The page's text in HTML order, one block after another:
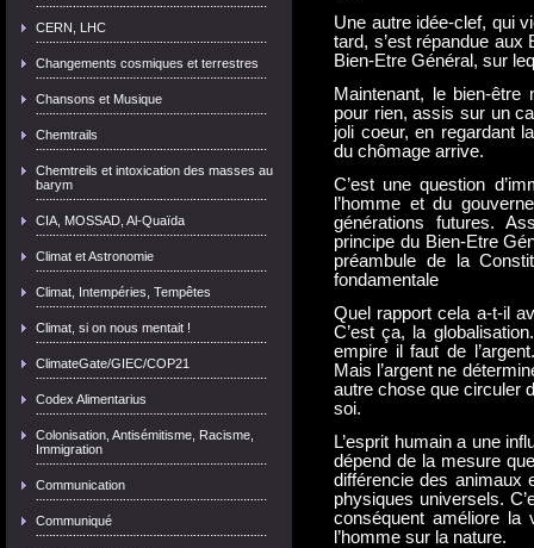
CERN, LHC
Changements cosmiques et terrestres
Chansons et Musique
Chemtrails
Chemtreils et intoxication des masses au
barym
CIA, MOSSAD, Al-Quaïda
Climat et Astronomie
Climat, Intempéries, Tempêtes
Climat, si on nous mentait !
ClimateGate/GIEC/COP21
Codex Alimentarius
Colonisation, Antisémitisme, Racisme,
Immigration
Communication
Communiqué
Une autre idée-clef, qui
tard, s’est répandue
Bien-Etre Général, sur
Maintenant, le bien-
pour rien, assis sur un
joli coeur, en regardant
du chômage arrive.
C’est une question
l’homme et du
générations futures.
principe du Bien-Etre
préambule de la
fondamentale
Quel rapport cela a-t-il
C’est ça, la
empire il faut de
Mais l’argent ne
autre chose que circuler
soi.
L’esprit humain a une
dépend de la mesure
différencie des animaux
physiques universels.
conséquent améliore la
l’homme sur la nature.